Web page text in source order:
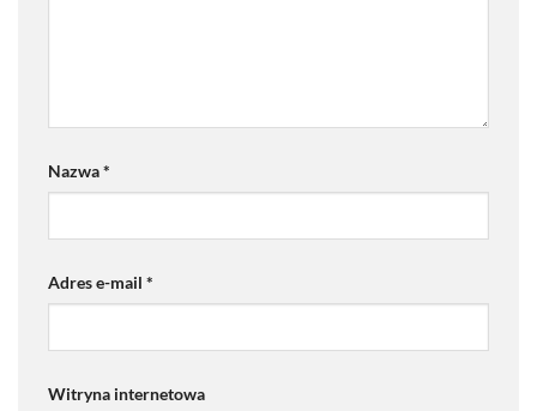
Nazwa*
Adres e-mail *
Witryna internetowa